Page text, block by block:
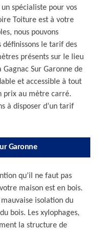
spécialiste pour vos
Toiture est à votre
nous pouvons
définissons le tarif des
présents sur le lieu
Sur Garonne de
et accessible à tout
prix au mètre carré.
à disposer d’un tarif
Garonne
qu’il ne faut pas
maison est en bois.
isolation du
bois. Les xylophages,
la structure de